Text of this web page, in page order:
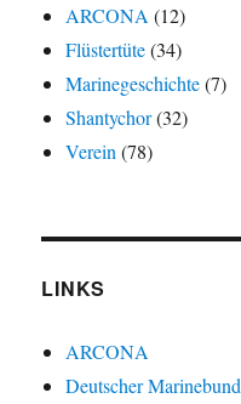
ARCONA (12)
Flüstertüte(34)
Marinegeschichte(7)
Shantychor(32)
Verein (78)
LINKS
ARCONA
Deutscher Marinebund